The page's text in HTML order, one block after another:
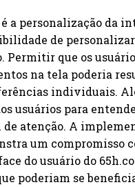
a personalização da
de
Permitir que os
na tela poderia
individuais.
usuários para
atenção. A
um compromisso
do usuário do
poderiam se